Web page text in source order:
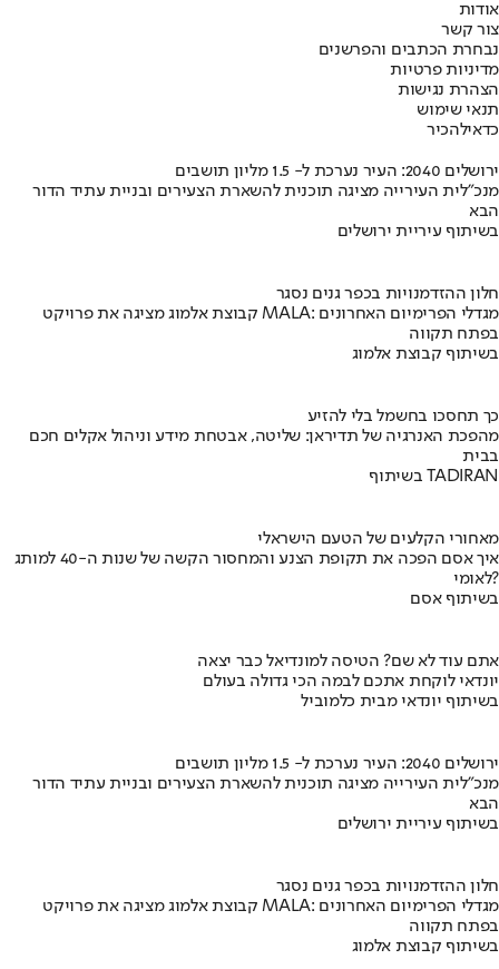
אודות
צור קשר
נבחרת הכתבים והפרשנים
מדיניות פרטיות
הצהרת נגישות
תנאי שימוש
כדאילהכיר
ירושלים 2040: העיר נערכת ל- 1.5 מליון תושבים
מנכ"לית העירייה מציגה תוכנית להשארת הצעירים ובניית עתיד הדור
הבא
בשיתוף עיריית ירושלים
חלון ההזדמנויות בכפר גנים נסגר
קבוצת אלמוג מציגה את פרויקט MALA: מגדלי הפרימיום האחרונים
בפתח תקווה
בשיתוף קבוצת אלמוג
כך תחסכו בחשמל בלי להזיע
מהפכת האנרגיה של תדיראן: שליטה, אבטחת מידע וניהול אקלים חכם
בבית
בשיתוף TADIRAN
מאחורי הקלעים של הטעם הישראלי
איך אסם הפכה את תקופת הצנע והמחסור הקשה של שנות ה-40 למותג
לאומי?
בשיתוף אסם
אתם עוד לא שם? הטיסה למונדיאל כבר יצאה
יונדאי לוקחת אתכם לבמה הכי גדולה בעולם
בשיתוף יונדאי מבית כלמוביל
ירושלים 2040: העיר נערכת ל- 1.5 מליון תושבים
מנכ"לית העירייה מציגה תוכנית להשארת הצעירים ובניית עתיד הדור
הבא
בשיתוף עיריית ירושלים
חלון ההזדמנויות בכפר גנים נסגר
קבוצת אלמוג מציגה את פרויקט MALA: מגדלי הפרימיום האחרונים
בפתח תקווה
בשיתוף קבוצת אלמוג